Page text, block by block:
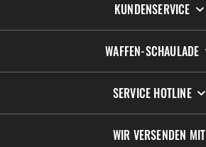
KUNDENSERVICE
WAFFEN-SCHAULADE
SERVICE HOTLINE
WIR VERSENDEN MIT